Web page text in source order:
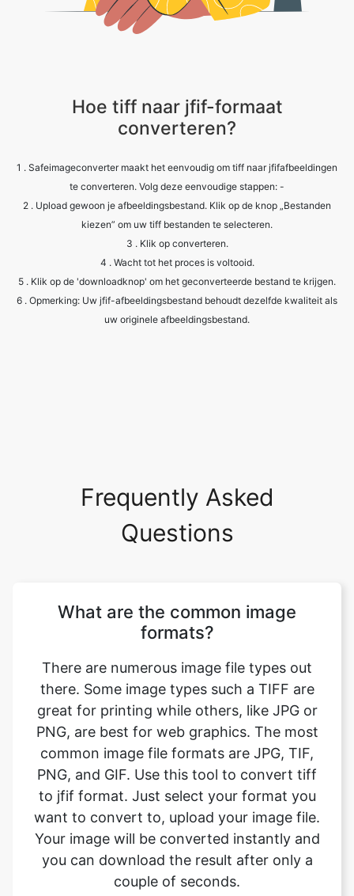
Hoe tiff naar jfif-formaat
1 . Safeimageconverter maakt het eenvoudig om tiff naar jfifafbeeldingen
te converteren. Volg deze eenvoudige stappen: -
2 . Upload gewoon je afbeeldingsbestand. Klik op de knop „Bestanden
3 . Klik op converteren.
4 . Wacht tot het proces is voltooid.
5 . Klik op de 'downloadknop' om het geconverteerde bestand te krijgen.
6 . Opmerking: Uw jfif-afbeeldingsbestand behoudt dezelfde kwaliteit als
uw originele afbeeldingsbestand.
What are the common image
there. Some image types such a TIFF are
great for printing while others, like JPG or
PNG, are best for web graphics. The most
common image file formats are JPG, TIF,
PNG, and GIF. Use this tool to convert tiff
to jfif format. Just select your format you
want to convert to, upload your image file.
Your image will be converted instantly and
you can download the result after only a
couple of seconds.
Will converting the image format